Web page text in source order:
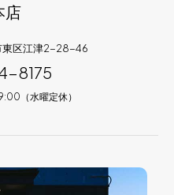
店
区江津2-28-46
8175
（水曜定休）